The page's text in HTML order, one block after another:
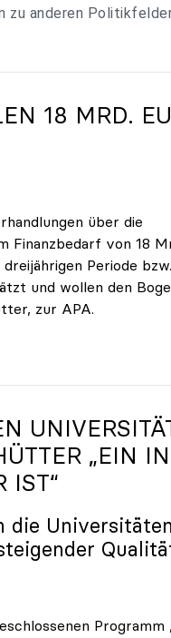
anderen
18 MRD.
über die
Finanzbedarf von 18
Periode
und wollen den
zur APA.
„EIN
IST“
die
Programm